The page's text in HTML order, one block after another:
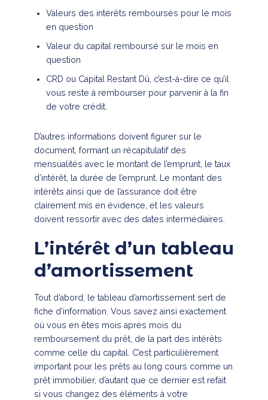
Valeurs des intérêts remboursés pour le mois
en question
Valeur du capital remboursé sur le mois en
question
CRD ou Capital Restant Dû, c’est-à-dire ce qu’il
vous reste à rembourser pour parvenir à la fin
de votre crédit.
D’autres informations doivent figurer sur le
document, formant un récapitulatif des
mensualités avec le montant de l’emprunt, le taux
d’intérêt, la durée de l’emprunt. Le montant des
intérêts ainsi que de l’assurance doit être
clairement mis en évidence, et les valeurs
doivent ressortir avec des dates intermédiaires.
L’intérêt d’un tableau
d’amortissement
Tout d’abord, le tableau d’amortissement sert de
fiche d’information. Vous savez ainsi exactement
où vous en êtes mois après mois du
remboursement du prêt, de la part des intérêts
comme celle du capital. C’est particulièrement
important pour les prêts au long cours comme un
prêt immobilier, d’autant que ce dernier est refait
si vous changez des éléments à votre